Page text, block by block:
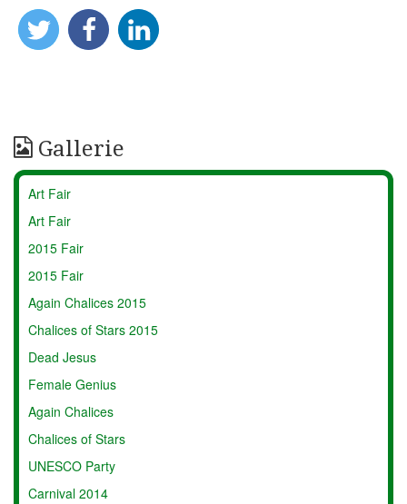
Gallerie
Art Fair
Art Fair
2015 Fair
2015 Fair
Again Chalices 2015
Chalices of Stars 2015
Dead Jesus
Female Genius
Again Chalices
Chalices of Stars
UNESCO Party
Carnival 2014